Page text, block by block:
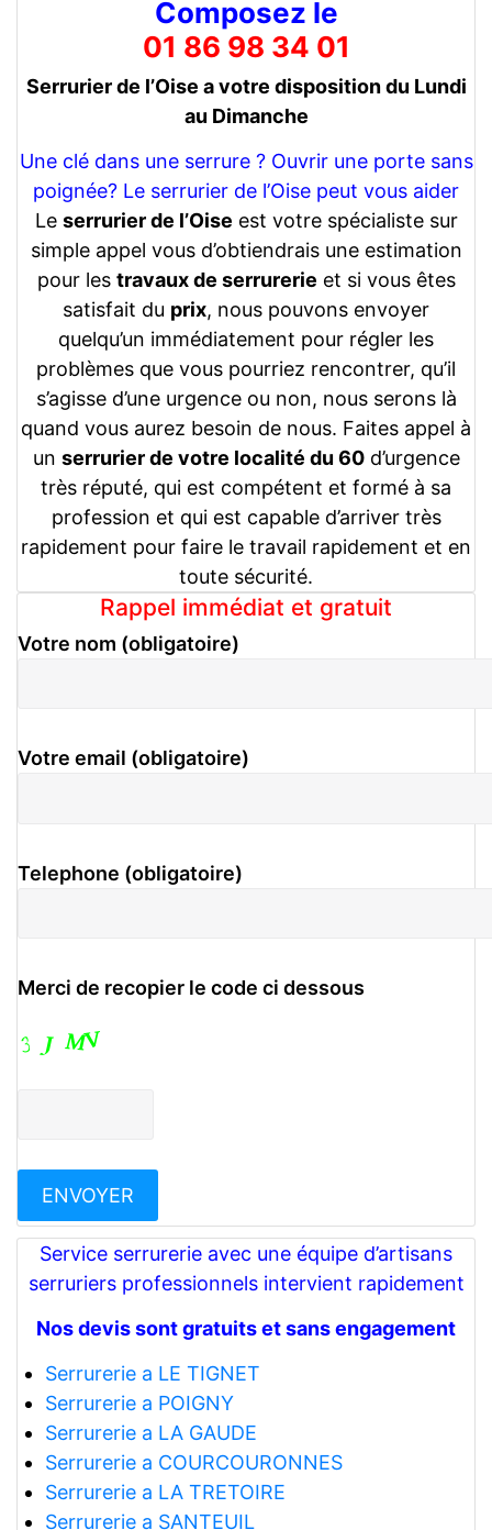
Composez le
01 86 98 34 01
Serrurier de l’Oise a votre disposition du Lundi
au Dimanche
Une clé dans une serrure ? Ouvrir une porte sans
poignée? Le serrurier de l’Oise peut vous aider
Le serrurier de l’Oise est votre spécialiste sur
simple appel vous d’obtiendrais une estimation
pour les travaux de serrurerie et si vous êtes
satisfait du prix, nous pouvons envoyer
quelqu’un immédiatement pour régler les
problèmes que vous pourriez rencontrer, qu’il
s’agisse d’une urgence ou non, nous serons là
quand vous aurez besoin de nous. Faites appel à
un serrurier de votre localité du 60d’urgence
très réputé, qui est compétent et formé à sa
profession et qui est capable d’arriver très
rapidement pour faire le travail rapidement et en
toute sécurité.
Rappel immédiat et gratuit
Votre nom (obligatoire)
Votre email (obligatoire)
Telephone (obligatoire)
Merci de recopier le code ci dessous
Service serrurerie avec une équipe d’artisans
serruriers professionnels intervient rapidement
Nos devis sont gratuits et sans engagement
Serrurerie a LE TIGNET
Serrurerie a POIGNY
Serrurerie a LA GAUDE
Serrurerie a COURCOURONNES
Serrurerie a LA TRETOIRE
Serrurerie a SANTEUIL